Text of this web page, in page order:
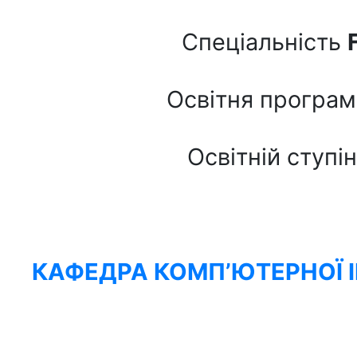
Спеціальність
Освітня
Освітній
КАФЕДРА КОМП’ЮТЕРНОЇ